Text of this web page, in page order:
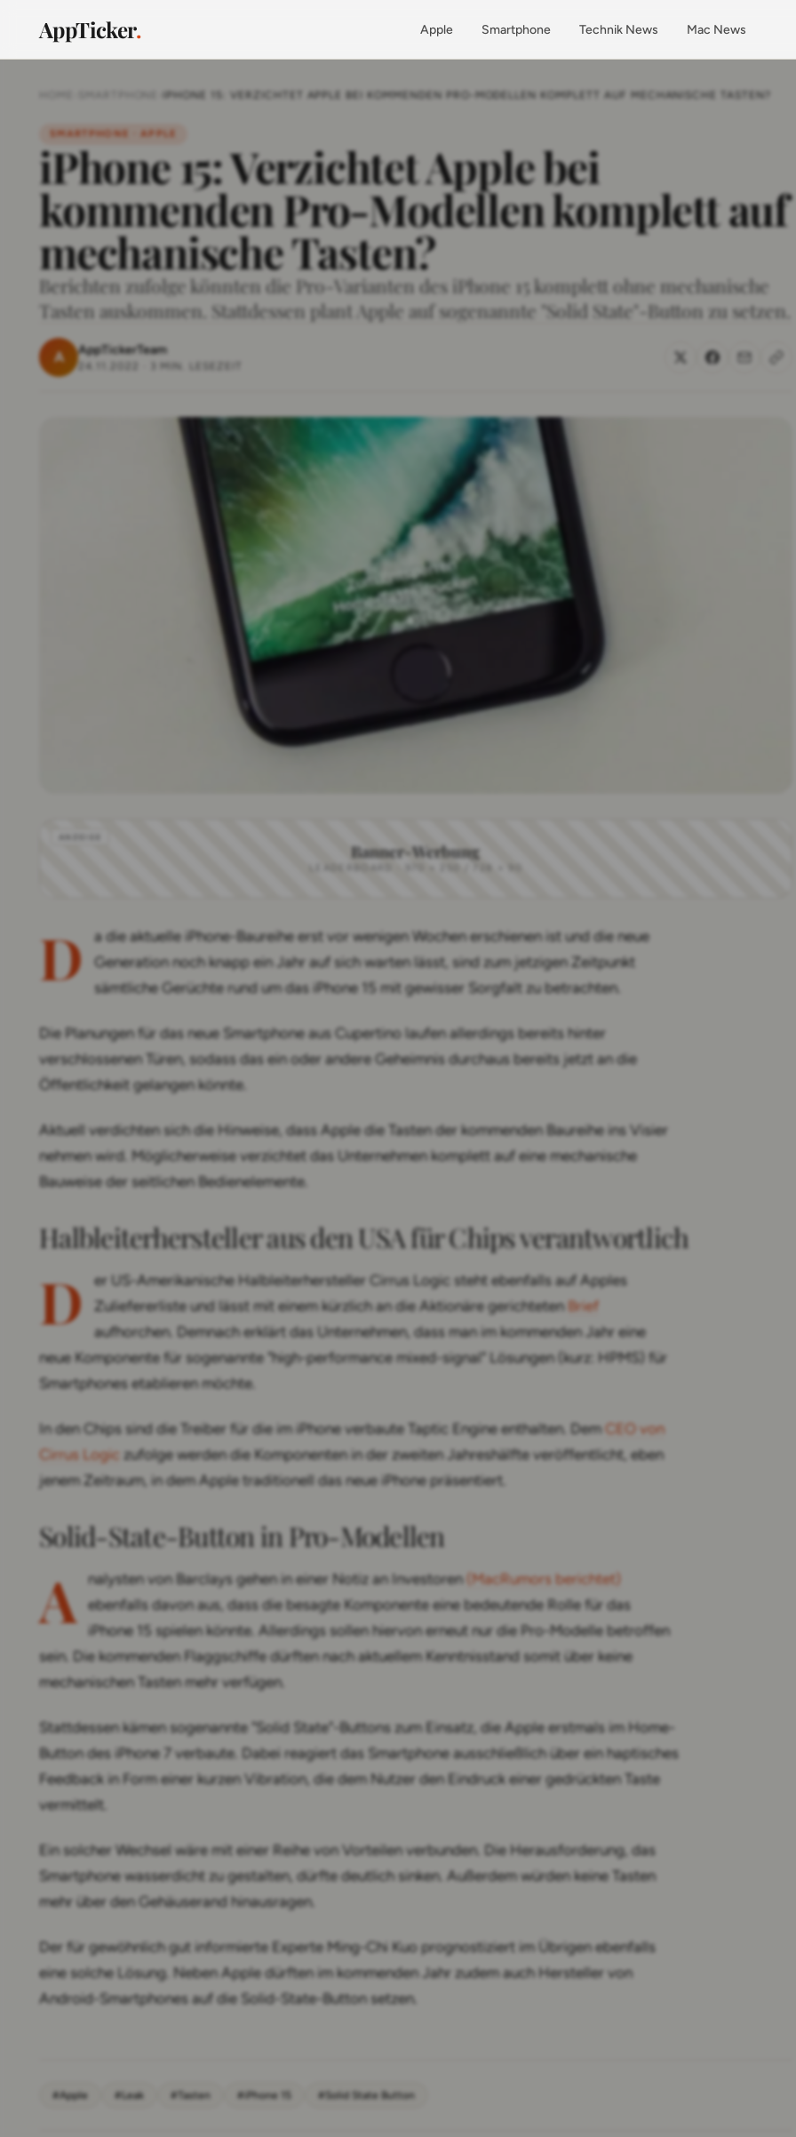
AppTicker. Apple Smartphone Technik News Mac News
IPHONE 15: VERZICHTET APPLE BEI KOMMENDEN PRO-MODELLEN KOMPLETT AUF MECHANISCHE TASTEN?
SMARTPHONE · APPLE
iPhone 15: Verzichtet Apple bei
kommenden Pro-Modellen komplett auf
mechanische Tasten?
Berichten zufolge könnten die Pro-Varianten des iPhone 15 komplett ohne mechanische
Tasten auskommen. Stattdessen plant Apple auf sogenannte "Solid State"-Button zu setzen.
A AppTickerTeam
24.11.2022
Banner-Werbung
D
a die aktuelle iPhone-Baureihe erst vor wenigen Wochen erschienen ist und die neue
Generation noch knapp ein Jahr auf sich warten lässt, sind zum jetzigen Zeitpunkt
sämtliche Gerüchte rund um das iPhone 15 mit gewisser Sorgfalt zu betrachten.
Die Planungen für das neue Smartphone aus Cupertino laufen allerdings bereits hinter
verschlossenen Türen, sodass das ein oder andere Geheimnis durchaus bereits jetzt an die
Öffentlichkeit gelangen könnte.
Aktuell verdichten sich die Hinweise, dass Apple die Tasten der kommenden Baureihe ins Visier
nehmen wird. Möglicherweise verzichtet das Unternehmen komplett auf eine mechanische
Bauweise der seitlichen Bedienelemente.
Halbleiterhersteller aus den USA für Chips verantwortlich
D
er US-Amerikanische Halbleiterhersteller Cirrus Logic steht ebenfalls auf Apples
Zuliefererliste und lässt mit einem kürzlich an die Aktionäre gerichteten Brief
aufhorchen. Demnach erklärt das Unternehmen, dass man im kommenden Jahr eine
neue Komponente für sogenannte "high-performance mixed-signal" Lösungen (kurz: HPMS) für
Smartphones etablieren möchte.
In den Chips sind die Treiber für die im iPhone verbaute Taptic Engine enthalten. Dem
CEO von
Cirrus Logic zufolge werden die Komponenten in der zweiten Jahreshälfte veröffentlicht, eben
jenem Zeitraum, in dem Apple traditionell das neue iPhone präsentiert.
Solid-State-Button in Pro-Modellen
A nalysten von Barclays gehen in einer Notiz an Investoren (MacRumors berichtet)
ebenfalls davon aus, dass die besagte Komponente eine bedeutende Rolle für das
iPhone 15 spielen könnte. Allerdings sollen hiervon erneut nur die Pro-Modelle betroffen
sein. Die kommenden Flaggschiffe dürften nach aktuellem Kenntnisstand somit über keine
mechanischen Tasten mehr verfügen.
Stattdessen kämen sogenannte "Solid State"-Buttons zum Einsatz, die Apple erstmals im Home-
Button des iPhone 7 verbaute. Dabei reagiert das Smartphone ausschließlich über ein haptisches
Feedback in Form einer kurzen Vibration, die dem Nutzer den Eindruck einer gedrückten Taste
vermittelt.
Ein solcher Wechsel wäre mit einer Reihe von Vorteilen verbunden. Die Herausforderung, das
Smartphone wasserdicht zu gestalten, dürfte deutlich sinken. Außerdem würden keine Tasten
mehr über den Gehäuserand hinausragen.
Der für gewöhnlich gut informierte Experte Ming-Chi Kuo prognostiziert im Übrigen ebenfalls
eine solche Lösung. Neben Apple dürften im kommenden Jahr zudem auch Hersteller von
Android-Smartphones auf die Solid-State-Button setzen.
#Apple #Leak #Tasten #iPhone 15 #Solid State Button